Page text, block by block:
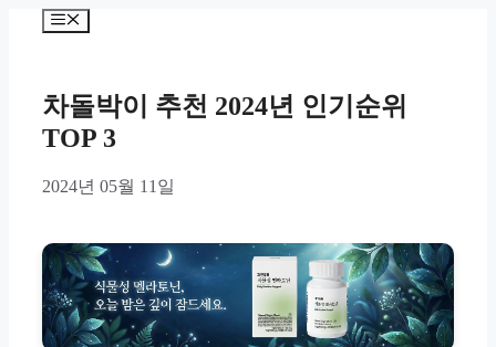
Menu
차돌박이 추천 2024년 인기순위
TOP 3
2024년 05월 11일